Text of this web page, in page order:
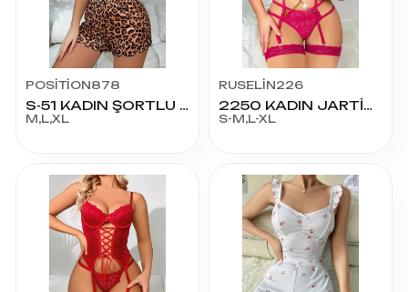
POSİTİON878
S-51 KADIN ŞORTLU TAKIM
M,L,XL
RUSELİN226
2250 KADIN JARTİYER FANTAZİ KOSTÜM
S-M,L-XL